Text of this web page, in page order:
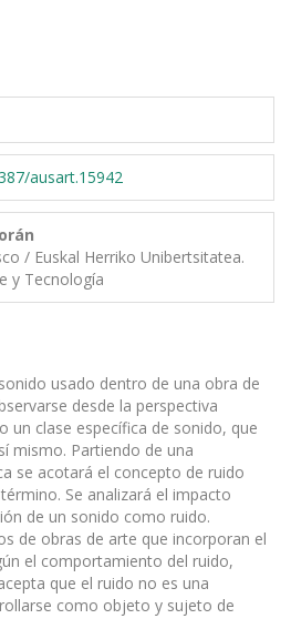
ausart.15942
/ Euskal Herriko Unibertsitatea.
y Tecnología
usado dentro de una obra de
desde la perspectiva
un clase específica de sonido, que
mismo. Partiendo de una
se acotará el concepto de ruido
Se analizará el impacto
de un sonido como ruido.
de obras de arte que incorporan el
el comportamiento del ruido,
que el ruido no es una
como objeto y sujeto de